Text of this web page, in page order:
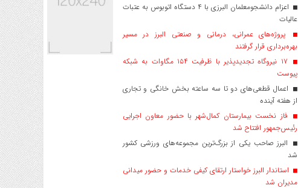
اعزام دانشجو‌معلمان البرزی با ۴ دستگاه اتوبوس به عتبات
عالیات
پروژه‌های عمرانی، درمانی و صنعتی البرز در مسیر
بهره‌برداری قرار گرفتند
۱۷ نیروگاه تجدیدپذیر با ظرفیت ۱۵۴ مگاوات به شبکه
پیوست
اعمال قطعی‌های دو تا سه ساعته بخش خانگی و تجاری
از هفته آینده
فاز نخست بیمارستان کمال‌شهر با حضور معاون اجرایی
رئیس‌جمهور افتتاح شد
البرز صاحب یکی از بزرگ‌ترین مجموعه‌های ورزشی کشور
شد
استاندار البرز خواستار ارتقای کیفی خدمات و حضور میدانی
مدیران شد